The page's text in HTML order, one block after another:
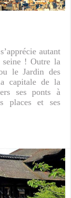
autant
seine ! Outre la
le Jardin des
capitale de la
ses ponts à
places et ses